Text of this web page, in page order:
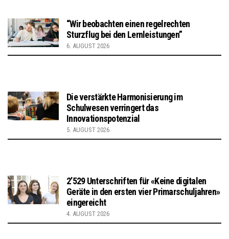
“Wir beobachten einen regelrechten
Sturzflug bei den Lernleistungen”
6. AUGUST 2026
Die verstärkte Harmonisierung im
Schulwesen verringert das
Innovationspotenzial
5. AUGUST 2026
2’529 Unterschriften für «Keine digitalen
Geräte in den ersten vier Primarschuljahren»
eingereicht
4. AUGUST 2026